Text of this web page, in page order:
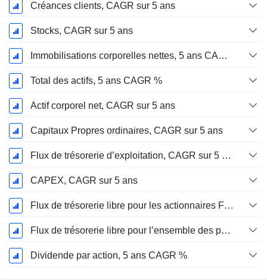
Créances clients, CAGR sur 5 ans
Stocks, CAGR sur 5 ans
Immobilisations corporelles nettes, 5 ans CAGR %
Total des actifs, 5 ans CAGR %
Actif corporel net, CAGR sur 5 ans
Capitaux Propres ordinaires, CAGR sur 5 ans
Flux de trésorerie d’exploitation, CAGR sur 5 ans
CAPEX, CAGR sur 5 ans
Flux de trésorerie libre pour les actionnaires FCFE, CAGR sur 5 ans
Flux de trésorerie libre pour l’ensemble des pourvoyeurs de fonds (créanciers et actionnaires) FCFF, CAGR sur 5 ans
Dividende par action, 5 ans CAGR %